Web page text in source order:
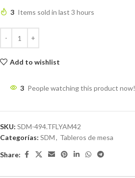
3 Items sold in last 3 hours
Add to wishlist
3 People watching this product now!
SKU: SDM-494.TFLYAM42
Categorías: SDM, Tableros de mesa
Share: